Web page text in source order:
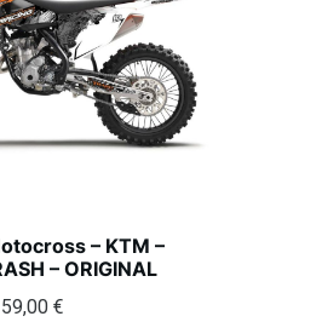
– KTM –
– ORIGINAL
59,00 €